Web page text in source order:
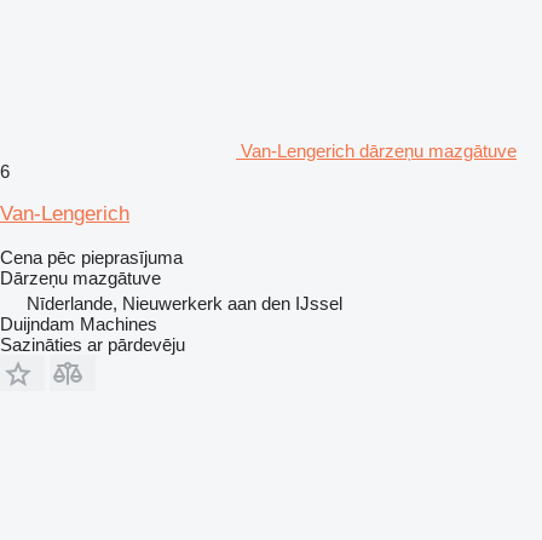
Van-Lengerich dārzeņu mazgātuve
6
Van-Lengerich
Cena pēc pieprasījuma
Dārzeņu mazgātuve
Nīderlande, Nieuwerkerk aan den IJssel
Duijndam Machines
Sazināties ar pārdevēju